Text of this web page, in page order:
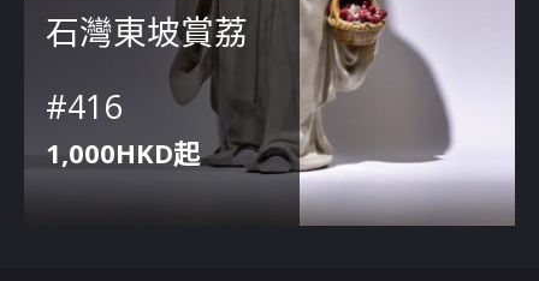
石灣東坡賞荔
#416
1,000HKD起